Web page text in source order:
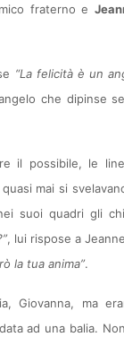
fraterno e
“La felicità è un
che dipinse
il possibile, le
mai si
suoi quadri gli
, lui rispose a Jeanne
la tua anima”.
Giovanna, ma
ad una balia.